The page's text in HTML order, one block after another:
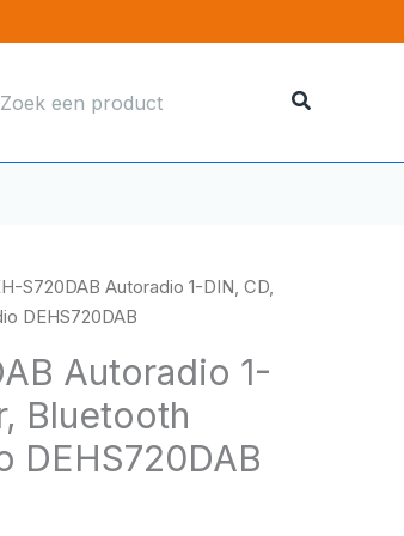
S720DAB Autoradio 1-DIN, CD,
DEHS720DAB
Autoradio 1-
Bluetooth
DEHS720DAB